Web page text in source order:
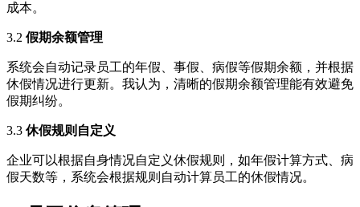
成本。
3.2 假期余额管理
系统会自动记录员工的年假、事假、病假等假期余额，并根据
休假情况进行更新。我认为，清晰的假期余额管理能有效避免
假期纠纷。
3.3 休假规则自定义
企业可以根据自身情况自定义休假规则，如年假计算方式、病
假天数等，系统会根据规则自动计算员工的休假情况。